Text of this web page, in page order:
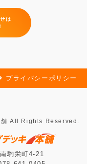
は
プライバシーポリシー
舗 All Rights Reserved.
駒栄町4-21